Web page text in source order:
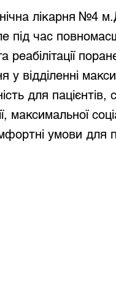
лікарня №4
під час
реабілітації
у відділенні
для
максимальної
умови для